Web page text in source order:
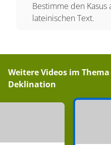
Bestimme den Kasus
lateinischen Text.
Weitere Videos im Thema
Deklination